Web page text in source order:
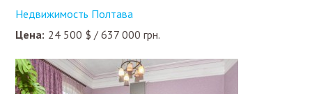
Недвижимость Полтава
Цена: 24 500 $ / 637 000 грн.